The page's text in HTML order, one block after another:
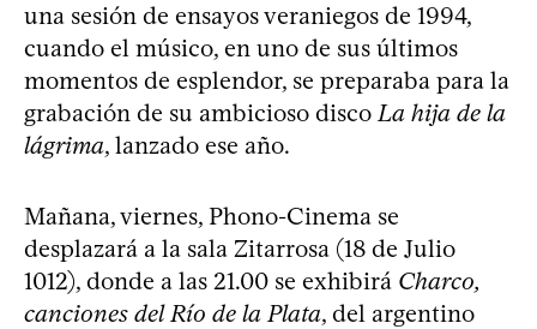
una sesión de ensayos veraniegos de 1994,
cuando el músico, en uno de sus últimos
momentos de esplendor, se preparaba para la
grabación de su ambicioso discoLa hija de la
lágrima, lanzado ese año.
Mañana, viernes, Phono-Cinema se
desplazará a la sala Zitarrosa (18 de Julio
1012), donde a las 21.00 se exhibirá Charco,
canciones del Río de la Plata, del argentino